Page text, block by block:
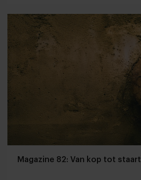
Magazine 82: Van kop tot staart